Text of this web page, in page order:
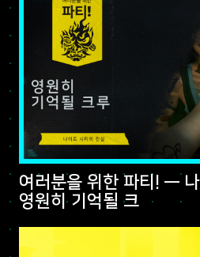
여러분을 위한 파티! —
영원히 기억될 크